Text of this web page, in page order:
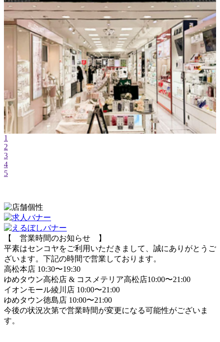
1
2
3
4
5
【 営業時間のお知らせ 】
平素はセンコヤをご利用いただきまして、誠にありがとうご
ざいます。下記の時間で営業しております。
高松本店 10:30〜19:30
ゆめタウン高松店 & コスメテリア高松店10:00〜21:00
イオンモール綾川店 10:00〜21:00
ゆめタウン徳島店 10:00〜21:00
今後の状況次第で営業時間が変更になる可能性がございま
す。